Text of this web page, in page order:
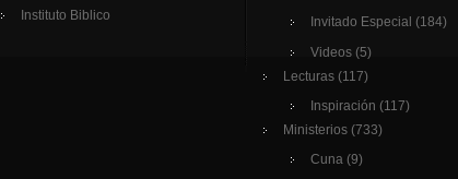
Instituto Biblico
Invitado Especial (184)
Videos (5)
Lecturas (117)
Inspiración (117)
Ministerios (733)
Cuna (9)